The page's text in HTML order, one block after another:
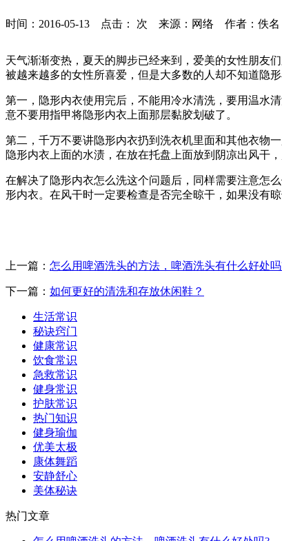
时间：2016-05-13 点击： 次 来源：网络 作者：佚名
天气渐渐变热，夏天的脚步已经来到，爱美的女性朋友
被越来越多的女性所喜爱，但是大多数的人却不知道隐
第一，隐形内衣使用完后，不能用冷水清洗，要用温水
意不要用指甲将隐形内衣上面那层黏胶划破了。
第二，千万不要讲隐形内衣扔到洗衣机里面和其他衣物
隐形内衣上面的水渍，在放在托盘上面放到阴凉出风干
在解决了隐形内衣怎么洗这个问题后，同样需要注意怎
形内衣。在风干时一定要检查是否完全晾干，如果没有
上一篇： 怎么用啤酒洗头的方法，啤酒洗头有什么好处吗
下一篇： 如何更好的清洗和存放休闲鞋？
生活常识
秘诀窍门
健康常识
饮食常识
急救常识
健身常识
护肤常识
热门知识
健身瑜伽
优美太极
康体舞蹈
安静舒心
美体秘诀
热门文章